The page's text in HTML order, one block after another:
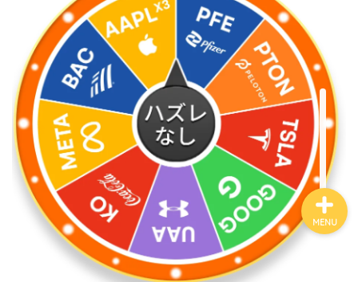
MENU
お金について
資産報告
支出報告